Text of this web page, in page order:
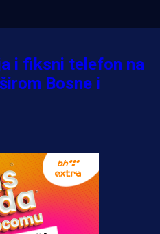
i fiksni telefon na
Bosne i